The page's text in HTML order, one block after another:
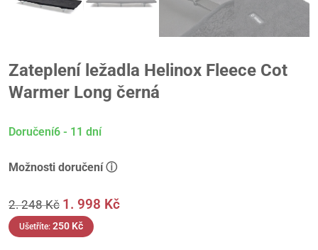
Zateplení ležadla Helinox Fleece Cot
Warmer Long černá
Doručení6 - 11 dní
Možnosti doručení ⓘ
2. 248Kč 1. 998 Kč
Ušetříte: 250 Kč